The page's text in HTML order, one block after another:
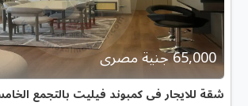
65,000 جنية مصرى
شقة للايجار فى كمبوند فيليت بالتجمع